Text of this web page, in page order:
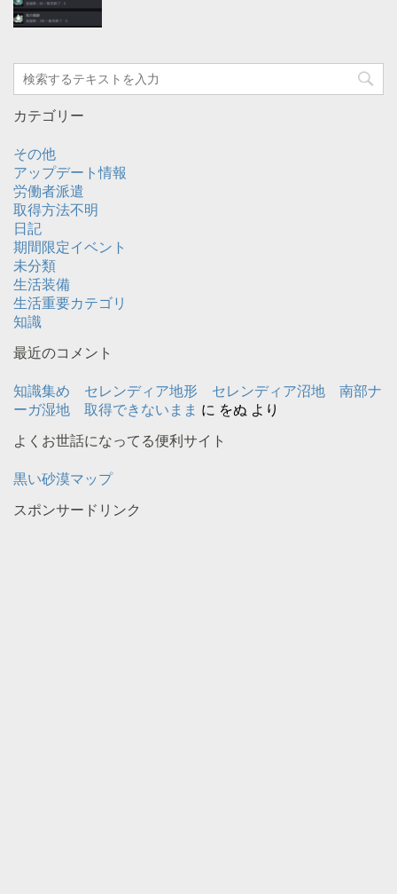
カテゴリー
その他
アップデート情報
労働者派遣
取得方法不明
日記
期間限定イベント
未分類
生活装備
生活重要カテゴリ
知識
最近のコメント
知識集め セレンディア地形 セレンディア沼地 南部ナ
ーガ湿地 取得できないまま に をぬ より
よくお世話になってる便利サイト
黒い砂漠マップ
スポンサードリンク